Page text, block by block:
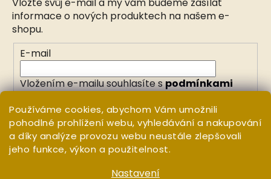
Používáme cookies, abychom Vám umožnili
pohodlné prohlížení webu, vyhledávání a nakupování
a díky analýze provozu webu neustále zlepšovali
jeho funkce, výkon a použitelnost.
Nastavení
Vložte svůj e-mail a my vám budeme zasílat
informace o nových produktech na našem e-
shopu.
E-mail
Vložením e-mailu souhlasíte spodmínkami
PŘIHLÁSIT SE